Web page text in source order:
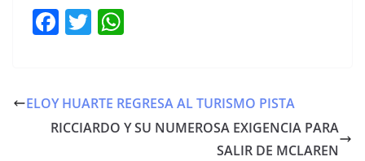
F
e
b
T
er s
A
ELOY HUARTE REGRESA AL TURISMO PISTA
RICCIARDO Y SU NUMEROSA EXIGENCIA PARA
SALIR DE MCLAREN